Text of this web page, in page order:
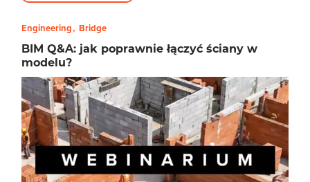
Engineering Bridge
BIM Q&A: jak poprawnie łączyć ściany w
modelu?